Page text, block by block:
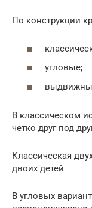
По конструкции
угловые;
В классическом
четко друг под
Классическая
двоих детей
В угловых